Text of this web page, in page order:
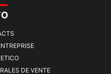
DE VENTE